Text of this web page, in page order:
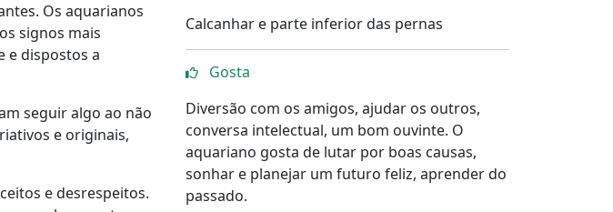
Os aquarianos
signos mais
e dispostos a
seguir algo ao não
e originais,
e desrespeitos.
Calcanhar e parte inferior das pernas
Gosta
Diversão com os amigos, ajudar os outros,
conversa intelectual, um bom ouvinte. O
aquariano gosta de lutar por boas causas,
sonhar e planejar um futuro feliz, aprender do
passado.